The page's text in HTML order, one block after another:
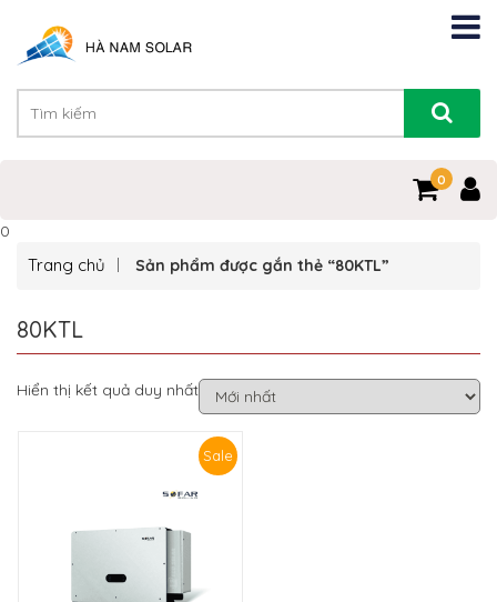
0
0
Trang chủ Sản phẩm được gắn thẻ “80KTL”
80KTL
Hiển thị kết quả duy nhất
Sale